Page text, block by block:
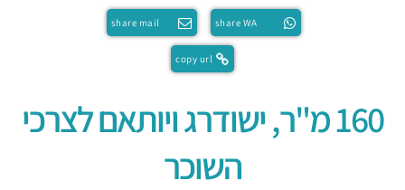
share WA
share mail
copy url
160 מ"ר, ישודרג ויותאם לצרכי
השוכר